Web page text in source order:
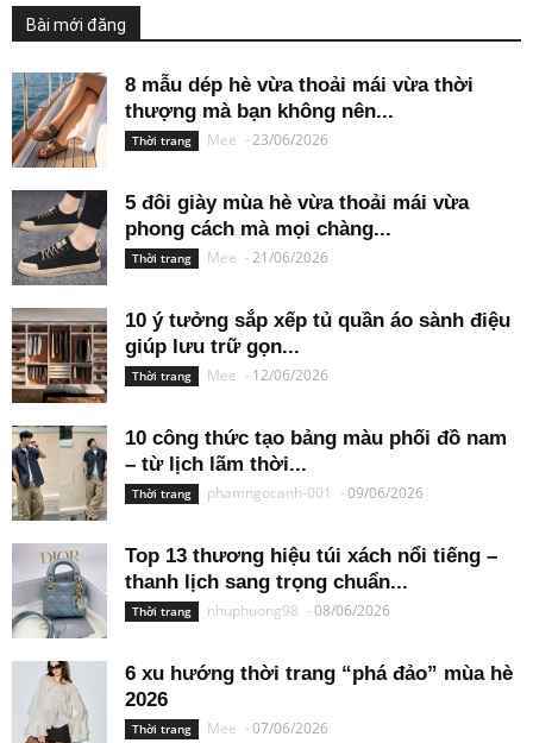
Bài mới đăng
8 mẫu dép hè vừa thoải mái vừa thời
thượng mà bạn không nên...
Thời trang Mee -23/06/2026
5 đôi giày mùa hè vừa thoải mái vừa
phong cách mà mọi chàng...
Thời trang Mee -21/06/2026
10 ý tưởng sắp xếp tủ quần áo sành điệu
giúp lưu trữ gọn...
Thời trang Mee - 12/06/2026
10 công thức tạo bảng màu phối đồ nam
– từ lịch lãm thời...
Thời trang phamngocanh-001 -09/06/2026
Top 13 thương hiệu túi xách nổi tiếng –
thanh lịch sang trọng chuẩn...
Thời trang nhuphuong98 -08/06/2026
6 xu hướng thời trang “phá đảo” mùa hè
2026
Thời trang Mee -07/06/2026